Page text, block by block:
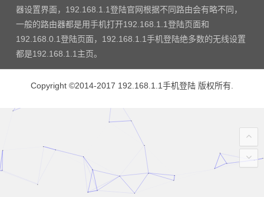
器设置界面，192.168.1.1登陆官网根据不同路由会有略不同，
一般的路由器都是用手机打开192.168.1.1登陆页面和
192.168.0.1登陆页面，192.168.1.1手机登陆绝多数的无线设置
都是192.168.1.1主页。
Copyright ©2014-2017 192.168.1.1手机登陆 版权所有.